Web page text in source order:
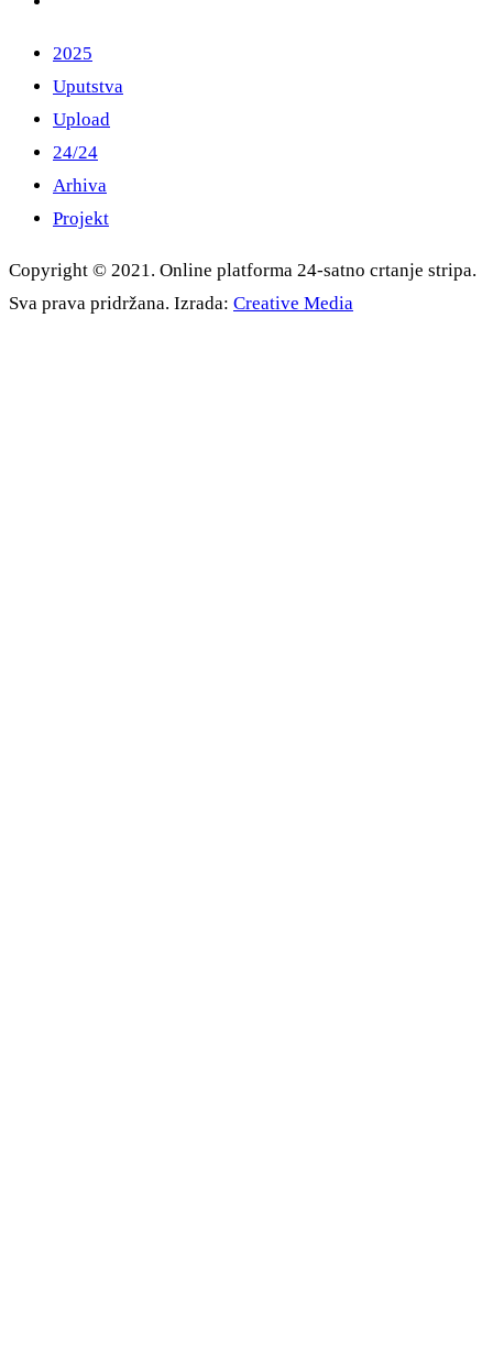
2025
Uputstva
Upload
24/24
Arhiva
Projekt
Copyright © 2021. Online platforma 24-satno crtanje stripa.
Sva prava pridržana. Izrada: Creative Media